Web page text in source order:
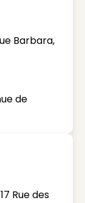
Barbara,
de
Rue des